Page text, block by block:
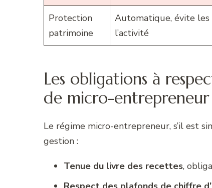
Protection
patrimoine
Automatique, évite les
l’activité
Les obligations à
de micro-entrepreneur
Le régime micro-entrepreneur, s’il est
gestion :
Tenue du livre des recettes,